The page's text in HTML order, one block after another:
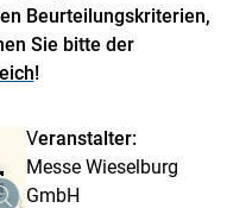
Beurteilungskriterien,
Sie bitte der
!
Veranstalter:
Messe Wieselburg
GmbH